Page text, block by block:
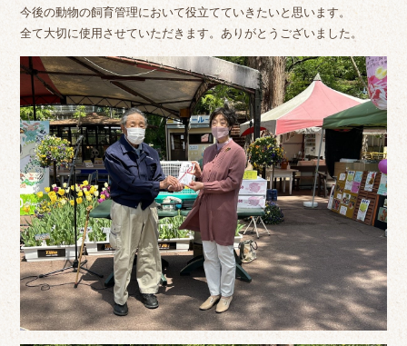
今後の動物の飼育管理において役立てていきたいと思います。
全て大切に使用させていただきます。ありがとうございました。